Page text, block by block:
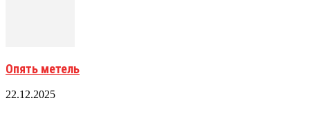
Опять метель
22.12.2025